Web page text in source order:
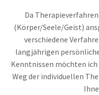
Da
(Körper/Seele/Geist)
verschiedene
langjährigen
Kenntnissen möchten
Weg der individuellen